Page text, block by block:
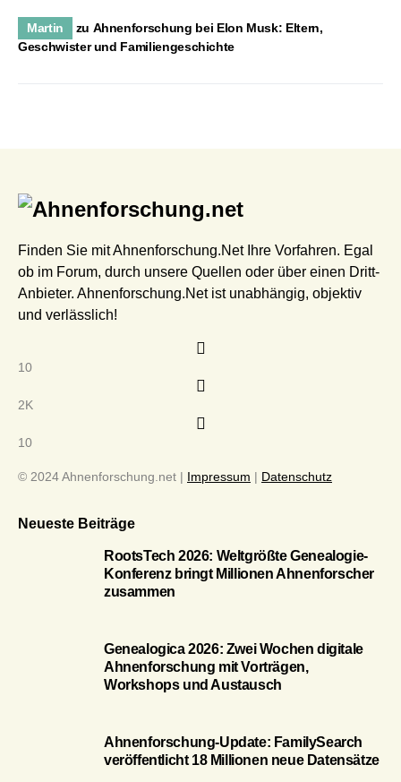
Martin zu Ahnenforschung bei Elon Musk: Eltern,
Geschwister und Familiengeschichte
Finden Sie mit Ahnenforschung.Net Ihre Vorfahren. Egal
ob im Forum, durch unsere Quellen oder über einen Dritt-
Anbieter. Ahnenforschung.Net ist unabhängig, objektiv
und verlässlich!
10
2K
10
© 2024 Ahnenforschung.net | Impressum | Datenschutz
Neueste Beiträge
RootsTech 2026: Weltgrößte Genealogie-
Konferenz bringt Millionen Ahnenforscher
zusammen
Genealogica 2026: Zwei Wochen digitale
Ahnenforschung mit Vorträgen,
Workshops und Austausch
Ahnenforschung-Update: FamilySearch
veröffentlicht 18 Millionen neue Datensätze